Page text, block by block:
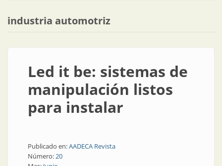
industria automotriz
Led it be: sistemas de
manipulación listos
para instalar
Publicado en:AADECA Revista
Número:20